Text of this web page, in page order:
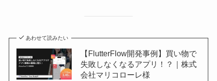
あわせて読みたい
【FlutterFlow開発事例】買い物で
失敗しなくなるアプリ！？｜株式
会社マリコローレ様